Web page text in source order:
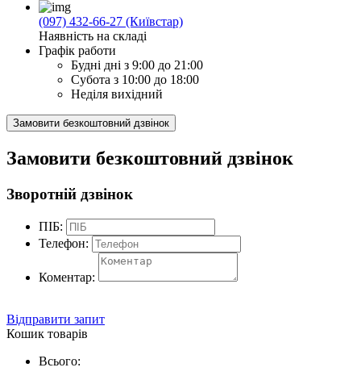
(097) 432-66-27 (Київстар)
Наявність на складі
Графік работи
Будні дні з 9:00 до 21:00
Субота з 10:00 до 18:00
Неділя вихідний
Замовити безкоштовний дзвінок
Замовити безкоштовний дзвінок
Зворотній дзвінок
ПІБ:
Телефон:
Коментар:
Відправити запит
Кошик товарів
Всього: